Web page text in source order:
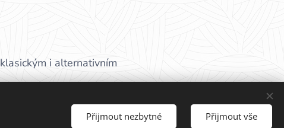
i alternativním
naleznete zhruba 1100 škol
abecedy dle lokality, kde se
Přijmout nezbytné Přijmout vše